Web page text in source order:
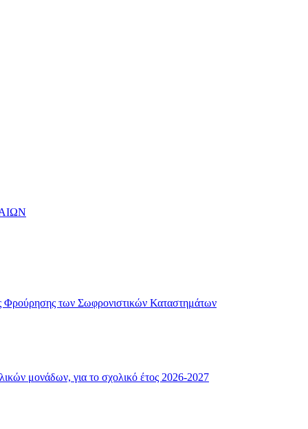
Φρούρησης των Σωφρονιστικών Καταστημάτων
μονάδων, για το σχολικό έτος 2026-2027